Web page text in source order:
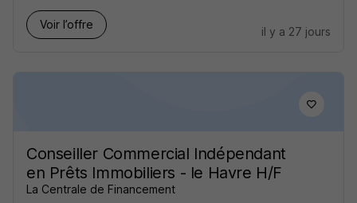
Voir l’offre
il y a 27 jours
Conseiller Commercial Indépendant
en Prêts Immobiliers - le Havre H/F
La Centrale de Financement